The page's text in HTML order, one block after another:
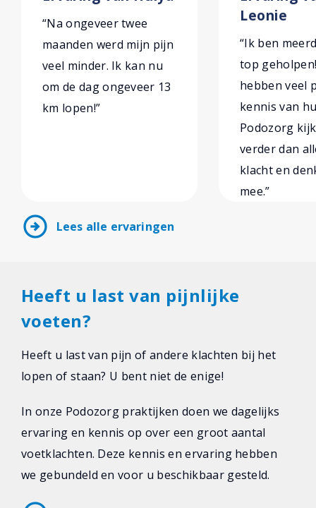
“Na ongeveer twee
maanden werd mijn pijn
veel minder. Ik kan nu
om de dag ongeveer 13
km lopen!”
Leonie
“Ik ben
top
hebben veel
kennis van
Podozorg
verder dan
klacht en
mee.”
arrow_circle_right Lees alle ervaringen
Heeft u last van pijnlijke
voeten?
Heeft u last van pijn of andere klachten bij het
lopen of staan? U bent niet de enige!
In onze Podozorg praktijken doen we dagelijks
ervaring en kennis op over een groot aantal
voetklachten. Deze kennis en ervaring hebben
we gebundeld en voor u beschikbaar gesteld.